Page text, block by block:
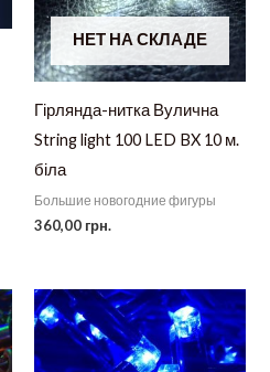
НЕТ НА СКЛАДЕ
Гірлянда-нитка Вулична
String light 100 LED BX 10 м.
біла
Большие новогодние фигуры
360,00 грн.